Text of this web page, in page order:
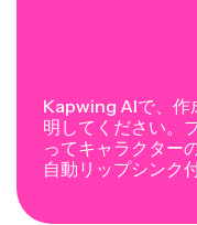
Kapwing AIで、作
明してください。
ってキャラクター
自動リップシンク